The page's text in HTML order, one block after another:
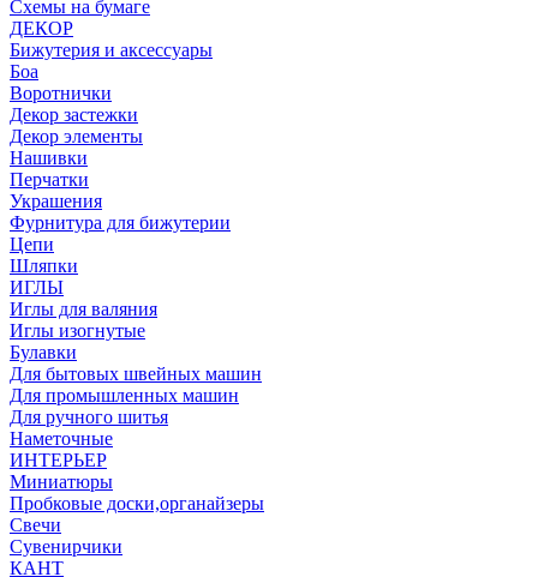
Схемы на бумаге
ДЕКОР
Бижутерия и аксессуары
Боа
Воротнички
Декор застежки
Декор элементы
Нашивки
Перчатки
Украшения
Фурнитура для бижутерии
Цепи
Шляпки
ИГЛЫ
Иглы для валяния
Иглы изогнутые
Булавки
Для бытовых швейных машин
Для промышленных машин
Для ручного шитья
Наметочные
ИНТЕРЬЕР
Миниатюры
Пробковые доски,органайзеры
Свечи
Сувенирчики
КАНТ